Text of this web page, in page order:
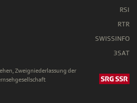
RSI
RTR
SWISSINFO
3SAT
Zweigniederlassung der